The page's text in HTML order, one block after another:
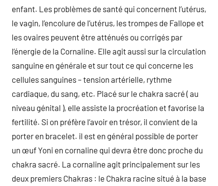
enfant. Les problèmes de santé qui concernent l’utérus,
le vagin, l’encolure de l’utérus, les trompes de Fallope et
les ovaires peuvent être atténués ou corrigés par
l’énergie de la Cornaline. Elle agit aussi sur la circulation
sanguine en générale et sur tout ce qui concerne les
cellules sanguines – tension artérielle, rythme
cardiaque, du sang, etc. Placé sur le chakra sacré ( au
niveau génital ), elle assiste la procréation et favorise la
fertilité. Si on préfère l’avoir en trésor, il convient de la
porter en bracelet. il est en général possible de porter
un œuf Yoni en cornaline qui devra être donc proche du
chakra sacré. La cornaline agit principalement sur les
deux premiers Chakras : le Chakra racine situé à la base